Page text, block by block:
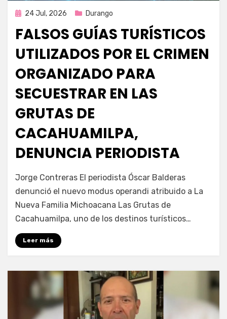
Publicada
24 Jul, 2026 Durango
FALSOS GUÍAS TURÍSTICOS
UTILIZADOS POR EL CRIMEN
ORGANIZADO PARA
SECUESTRAR EN LAS
GRUTAS DE
CACAHUAMILPA,
DENUNCIA PERIODISTA
Fernando Miranda Servín
Jorge Contreras El periodista Óscar Balderas
denunció el nuevo modus operandi atribuido a La
Nueva Familia Michoacana Las Grutas de
Cacahuamilpa, uno de los destinos turísticos…
Leer más